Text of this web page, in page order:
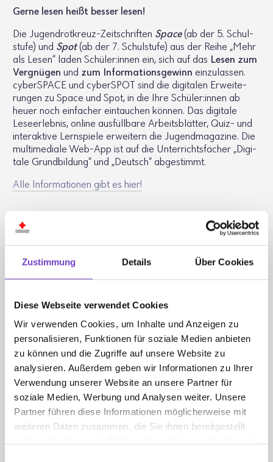
Zustimmung Details Über Cookies
Diese Webseite verwendet Cookies
Wir verwenden Cookies, um Inhalte und Anzeigen zu
personalisieren, Funktionen für soziale Medien anbieten
zu können und die Zugriffe auf unsere Website zu
analysieren. Außerdem geben wir Informationen zu Ihrer
Verwendung unserer Website an unsere Partner für
soziale Medien, Werbung und Analysen weiter. Unsere
Partner führen diese Informationen möglicherweise mit
weiteren Daten zusammen, die Sie ihnen bereitgestellt
Gerne lesen heißt besser lesen!
Die Jugend­rot­kreuz-Zeit­schriften Space(ab der 5. Schul­
stufe) und Spot(ab der 7. Schul­stufe) aus der Reihe „Mehr
als Lesen“ laden Schüler:innen ein, sich auf das Lesen zum
Vergnügen und zum Infor­ma­ti­ons­ge­winn einzu­lassen.
cyber­SPACE und cyber­SPOT sind die digi­talen Erwei­te­
rungen zu Space und Spot, in die Ihre Schüler:innen ab
heuer noch einfa­cher eintau­chen können. Das digi­tale
Lese­er­lebnis, online ausfüll­bare Arbeits­blätter, Quiz- und
inter­ak­tive Lern­spiele erwei­tern die Jugend­ma­ga­zine. Die
multi­me­diale Web-App ist auf die Unter­richts­fä­cher „Digi­
tale Grund­bil­dung“ und „Deutsch“ abge­stimmt.
Alle Infor­ma­tionen gibt es hier!